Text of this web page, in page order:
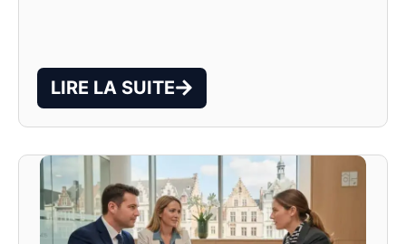
LIRE LA SUITE